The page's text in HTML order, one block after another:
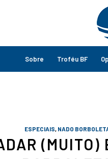
Sobre Troféu BF
ESPECIAIS, NADO
(MUITO)